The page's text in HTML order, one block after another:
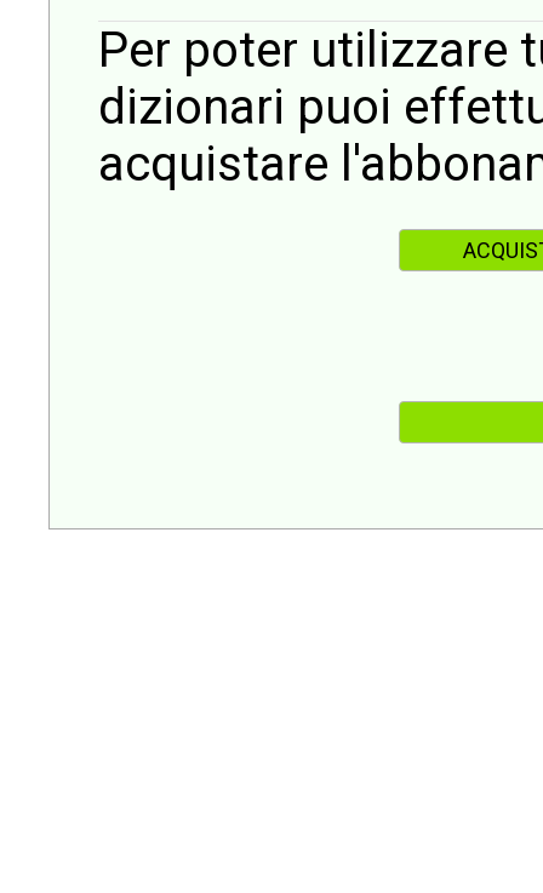
Per poter utilizzare
dizionari puoi
acquistare